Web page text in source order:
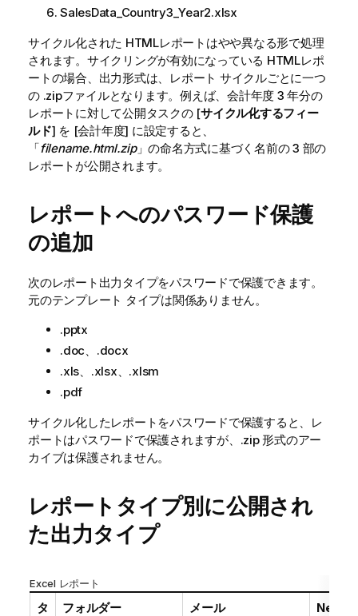
SalesData_Country3_Year2.xlsx
サイクル化された HTMLレポートはやや異なる形で処理
されます。サイクリングが有効になっている HTMLレポ
ートの場合、出力形式は、レポート サイクルごとに一つ
の .zipファイルとなります。例えば、会計年度 3 年分の
レポートに対して公開タスクの [サイクル化するフィー
ルド] を [会計年度] に設定すると、
「filename.html.zip」の命名方式に基づく名前の 3 部の
レポートが公開されます。
レポートへのパスワード保護
の追加
次のレポート出力タイプをパスワードで保護できます。
元のテンプレート タイプは関係ありません。
.pptx
.doc、.docx
.xls、.xlsx、.xlsm
.pdf
サイクル化したレポートをパスワードで保護すると、レ
ポートはパスワードで保護されますが、 .zip形式のアー
カイブは保護されません。
レポートタイプ別に公開され
た出力タイプ
Excel レポート
タ
フォルダー メール